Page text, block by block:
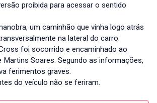
proibida para acessar o sentido
um caminhão que vinha logo atrás
na lateral do carro.
foi socorrido e encaminhado ao
Soares. Segundo as informações,
ferimentos graves.
do veículo não se feriram.